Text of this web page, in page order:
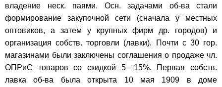
владение неск. паями. Осн. задачами об-ва стали
формирование закупочной сети (сначала у местных
оптовиков, а затем у крупных фирм др. городов) и
организация собств. торговли (лавки). Почти с 30 гор.
магазинами были заключены соглашения о продаже чл.
ОПРиС товаров со скидкой 5—15%. Первая собств.
лавка об-ва была открыта 10 мая 1909 в доме